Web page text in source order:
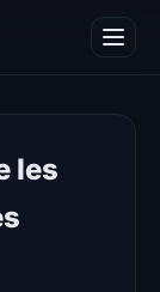
les